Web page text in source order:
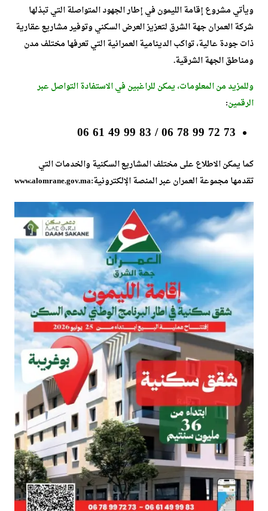
ويأتي مشروع إقامة الليمون في إطار الجهود المتواصلة التي تبذلها
شركة العمران جهة الشرق لتعزيز العرض السكني وتوفير مشاريع عقارية
ذات جودة عالية، تواكب الدينامية العمرانية التي تعرفها مختلف مدن
ومناطق الجهة الشرقية.
وللمزيد من المعلومات، يمكن للراغبين في الاستفادة التواصل عبر
الرقمين:
73 72 99 78 06 / 83 99 49 61 06
كما يمكن الاطلاع على مختلف المشاريع السكنية والخدمات التي
تقدمها مجموعة العمران عبر المنصة الإلكترونية:www.alomrane.gov.ma